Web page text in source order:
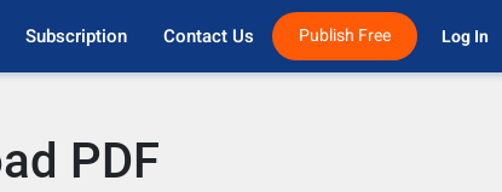
Subscription Contact Us Publish Free Log In
PDF